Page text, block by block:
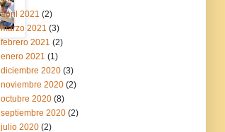
abril 2021 (2)
marzo 2021 (3)
febrero 2021 (2)
enero 2021 (1)
diciembre 2020 (3)
noviembre 2020 (2)
octubre 2020 (8)
septiembre 2020 (2)
julio 2020 (2)